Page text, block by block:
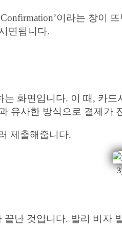
이라는 창이
면됩니다.
화면입니다. 이 때, 카
유사한 방식으로 결제가
제출해줍니다.
난 것입니다. 발리 비자